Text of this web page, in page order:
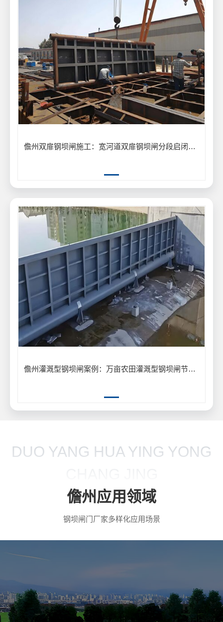
儋州双扉钢坝闸施工：宽河道双扉钢坝闸分段启闭防洪工程应用
儋州灌溉型钢坝闸案例：万亩农田灌溉型钢坝闸节水供水工程
DUO YANG HUA YING YONG
儋州应用领域
钢坝闸门厂家多样化应用场景